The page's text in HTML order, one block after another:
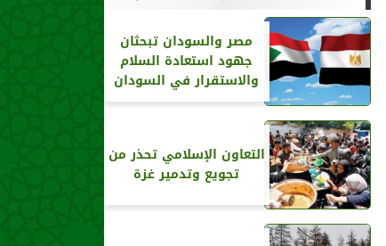
مصر والسودان تبحثان
جهود استعادة السلام
والاستقرار في السودان
التعاون الإسلامي تحذر من
تجويع وتدمير غزة